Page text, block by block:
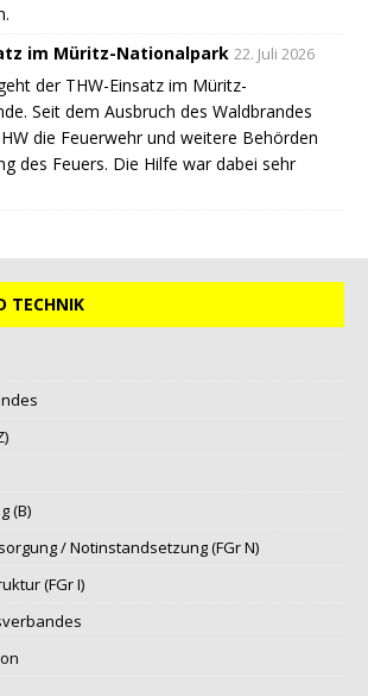
im Müritz-Nationalpark 22. Juli 2026
der THW-Einsatz im Müritz-
Seit dem Ausbruch des Waldbrandes
die Feuerwehr und weitere Behörden
des Feuers. Die Hilfe war dabei sehr
TECHNIK
(B)
/ Notinstandsetzung (FGr N)
(FGr I)